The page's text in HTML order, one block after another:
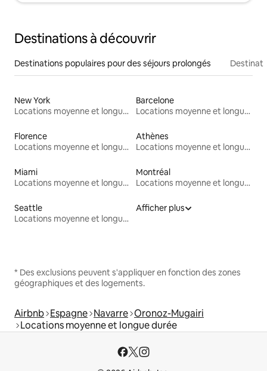
Destinations à découvrir
Destinations populaires pour des séjours prolongés
New York
Locations moyenne et longue durée
Barcelone
Locations moyenne et longue durée
Florence
Locations moyenne et longue durée
Athènes
Locations moyenne et longue durée
Miami
Locations moyenne et longue durée
Montréal
Locations moyenne et longue durée
Seattle
Locations moyenne et longue durée
Afficher plus
* Des exclusions peuvent s'appliquer en fonction des zones
géographiques et des logements.
Airbnb Espagne Navarre Oronoz-Mugairi
Locations moyenne et longue durée